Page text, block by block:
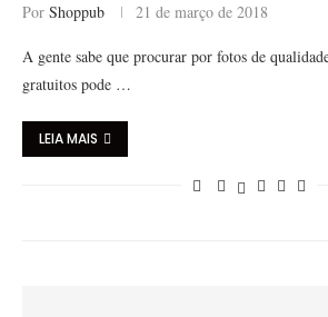
Por Shoppub 21 de março de 2018
A gente sabe que procurar por fotos de
gratuitos pode …
LEIA MAIS